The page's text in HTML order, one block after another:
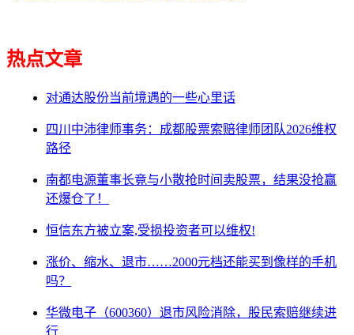
热点文章
对通达股份当前境遇的一些心里话
四川中沛律师事务：成都股票索赔律师团队2026维权
路径
南都电源董事长竟与小散抢时间卖股票，结果没抢赢
还爆仓了！
恒信东方被立案,受损投资者可以维权!
涨价、缩水、退市……2000元档还能买到像样的手机
吗？
华微电子（600360）退市风险消除，股民索赔继续进
行